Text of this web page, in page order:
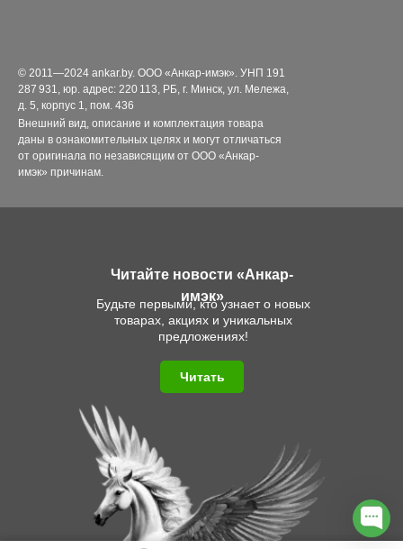
Читайте новости «Анкар-
имэк»
Будьте первыми, кто узнает о новых
товарах, акциях и уникальных
предложениях!
Читать
© 2011—2024 ankar.by. ООО «Анкар-имэк». УНП 191
287 931, юр. адрес: 220 113, РБ, г. Минск, ул. Мележа,
д. 5, корпус 1, пом. 436
Внешний вид, описание и комплектация товара
даны в ознакомительных целях и могут отличаться
от оригинала по независящим от ООО «Анкар-
имэк» причинам.
1
Алина
Hello! Can I help you?
Free live chat ·